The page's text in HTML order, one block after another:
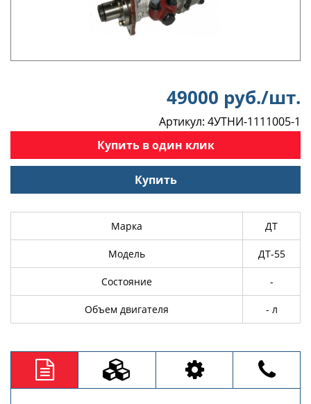
49000 руб./шт.
Артикул: 4УТНИ-1111005-1
Купить в один клик
Купить
Марка ДТ
Модель ДТ-55
Состояние -
Объем двигателя - л